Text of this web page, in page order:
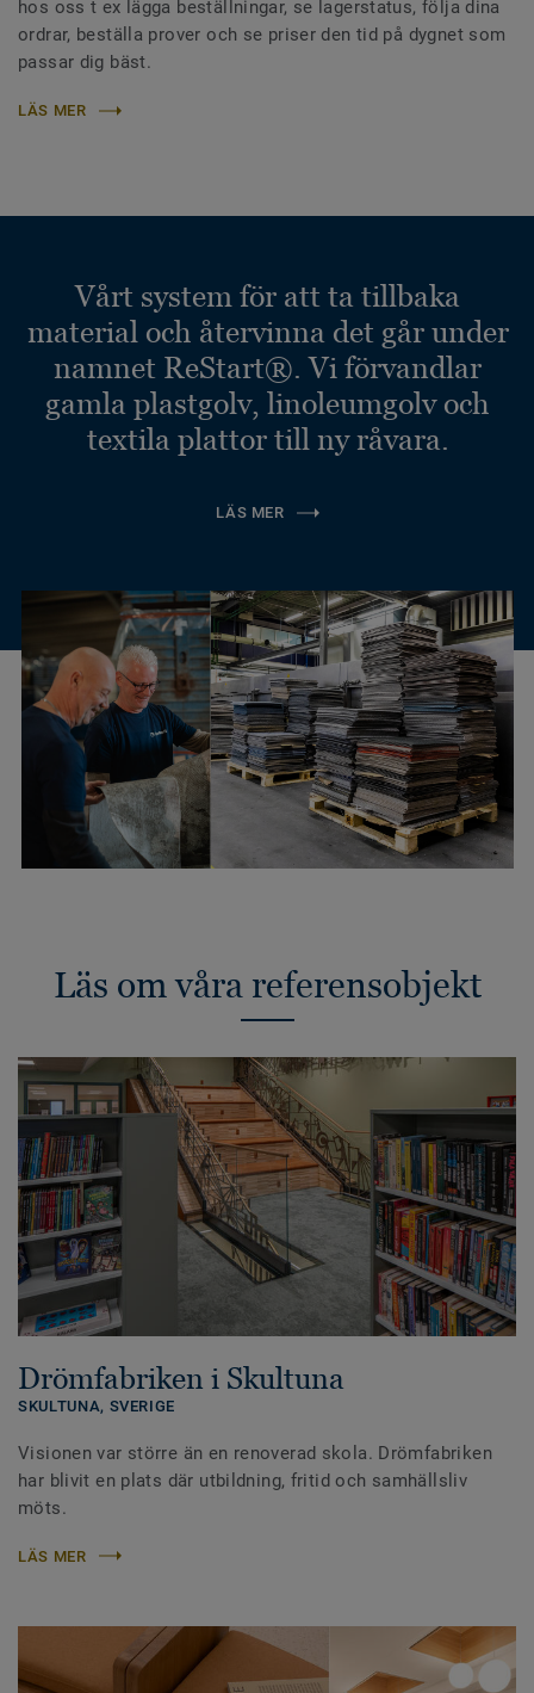
hos oss t ex lägga beställningar, se lagerstatus, följa dina
ordrar, beställa prover och se priser den tid på dygnet som
passar dig bäst.
LÄS MER
Vårt system för att ta tillbaka
material och återvinna det går under
namnet ReStart®. Vi förvandlar
gamla plastgolv, linoleumgolv och
textila plattor till ny råvara.
LÄS MER
Läs om våra referensobjekt
Drömfabriken i Skultuna
SKULTUNA, SVERIGE
Visionen var större än en renoverad skola. Drömfabriken
har blivit en plats där utbildning, fritid och samhällsliv
möts.
LÄS MER